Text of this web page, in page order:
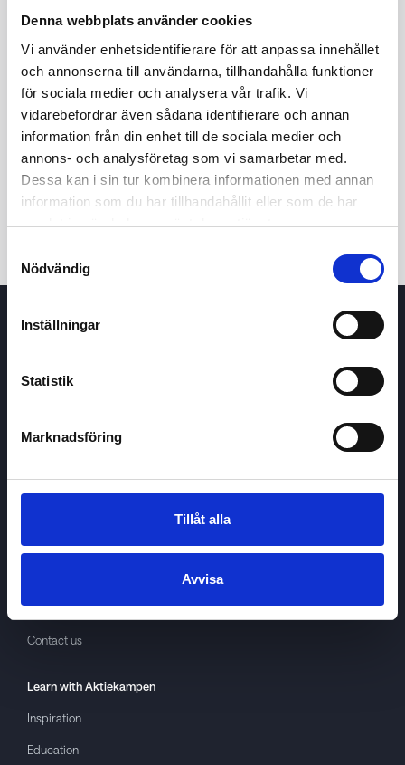
Denna webbplats använder cookies
Vi använder enhetsidentifierare för att anpassa innehållet
och annonserna till användarna, tillhandahålla funktioner
för sociala medier och analysera vår trafik. Vi
vidarebefordrar även sådana identifierare och annan
information från din enhet till de sociala medier och
annons- och analysföretag som vi samarbetar med.
Dessa kan i sin tur kombinera informationen med annan
information som du har tillhandahållit eller som de har
samlat in när du har använt deras tjänster.
Nödvändig
Inställningar
Statistik
Marknadsföring
Tillåt alla
Avvisa
24h 7d 1m 3m 1y 5y
Trade
AboutAktiekampen
About cookies
GDPR
Contact us
Learn with Aktiekampen
Inspiration
Education